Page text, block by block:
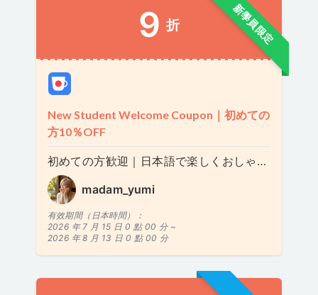
新學員限定
9 折
New Student Welcome Coupon｜初めての
方10％OFF
初めての方歓迎｜日本語で楽しくおしゃべり 20分
madam_yumi
有效期間（日本時間）：
2026 年 7 月 15 日 0 點 00 分 ~
2026 年 8 月 13 日 0 點 00 分